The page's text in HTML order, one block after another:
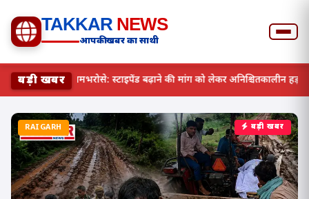
TAKKAR NEWS
आपकी खबर का साथी
बड़ी खबरछत्तीसगढ़ में स्वास्थ्य व्यवस्था रामभरोसे: स्टाइपेंड बढ़ाने की मांग को
बड़ी खबर
RAIGARH